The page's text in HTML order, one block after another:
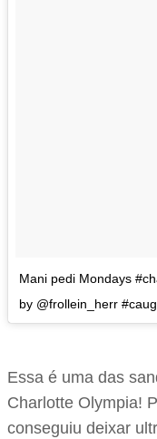
Mani pedi Mondays
by @frollein_herr
Essa é uma das
Charlotte Olympia!
conseguiu deixar